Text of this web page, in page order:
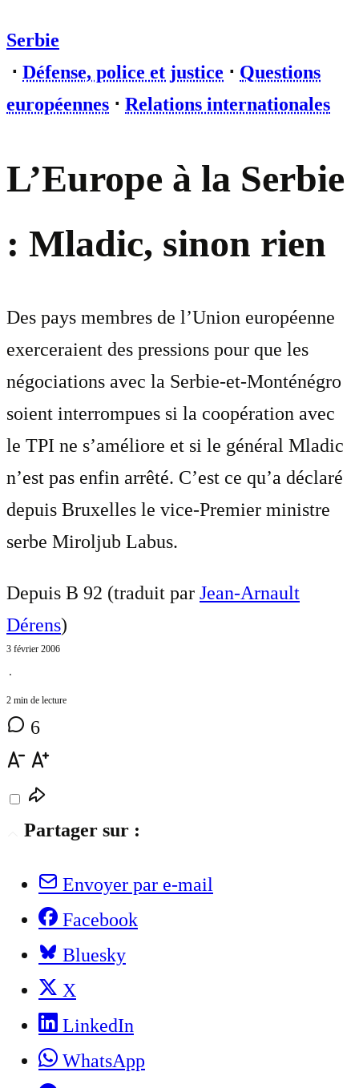
Serbie
⋅ Défense, police et justice ⋅ Questions
européennes ⋅ Relations internationales
L’Europe à la Serbie
: Mladic, sinon rien
Des pays membres de l’Union européenne
exerceraient des pressions pour que les
négociations avec la Serbie-et-Monténégro
soient interrompues si la coopération avec
le TPI ne s’améliore et si le général Mladic
n’est pas enfin arrêté. C’est ce qu’a déclaré
depuis Bruxelles le vice-Premier ministre
serbe Miroljub Labus.
Depuis B 92 (traduit par Jean-Arnault
Dérens)
3 février 2006
⋅
2 min de lecture
6
Partager sur :
Envoyer par e-mail
Facebook
Bluesky
X
LinkedIn
WhatsApp